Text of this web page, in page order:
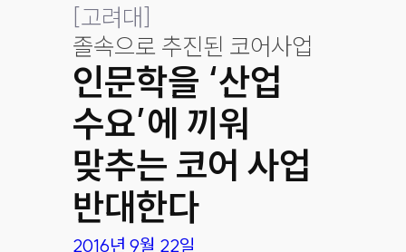
[고려대]
졸속으로 추진된 코어사업
인문학을 ‘산업
수요’에 끼워
맞추는 코어 사업
반대한다
2016년 9월 22일